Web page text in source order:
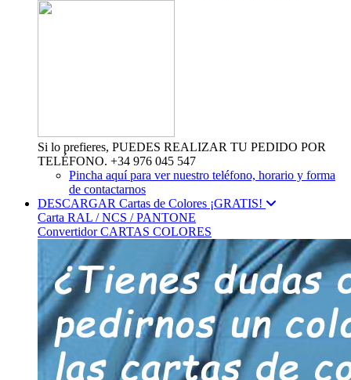
Si lo prefieres, PUEDES REALIZAR TU PEDIDO POR
TELÉFONO. +34 976 045 547
Pincha aquí para ver nuestro teléfono, horario y forma
de contactarnos
DESCARGAR Cartas de Colores ¡GRATIS!
Carta RAL / NCS / PANTONE
Convertidor CARTAS COLORES